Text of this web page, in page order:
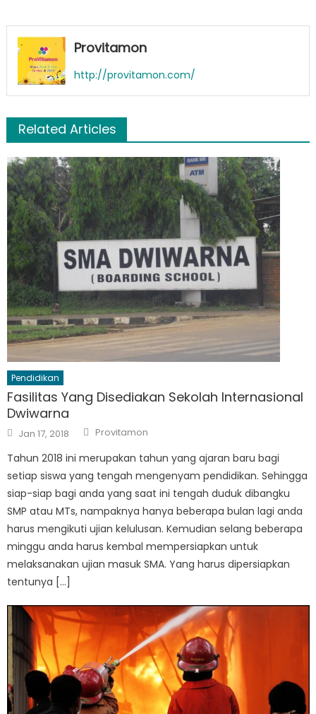
Provitamon
http://provitamon.com/
Related Articles
Pendidikan
Fasilitas Yang Disediakan Sekolah Internasional
Dwiwarna
Posted
on
Jan 17, 2018 Author
Provitamon
Tahun 2018 ini merupakan tahun yang ajaran baru bagi
setiap siswa yang tengah mengenyam pendidikan. Sehingga
siap-siap bagi anda yang saat ini tengah duduk dibangku
SMP atau MTs, nampaknya hanya beberapa bulan lagi anda
harus mengikuti ujian kelulusan. Kemudian selang beberapa
minggu anda harus kembal mempersiapkan untuk
melaksanakan ujian masuk SMA. Yang harus dipersiapkan
tentunya […]